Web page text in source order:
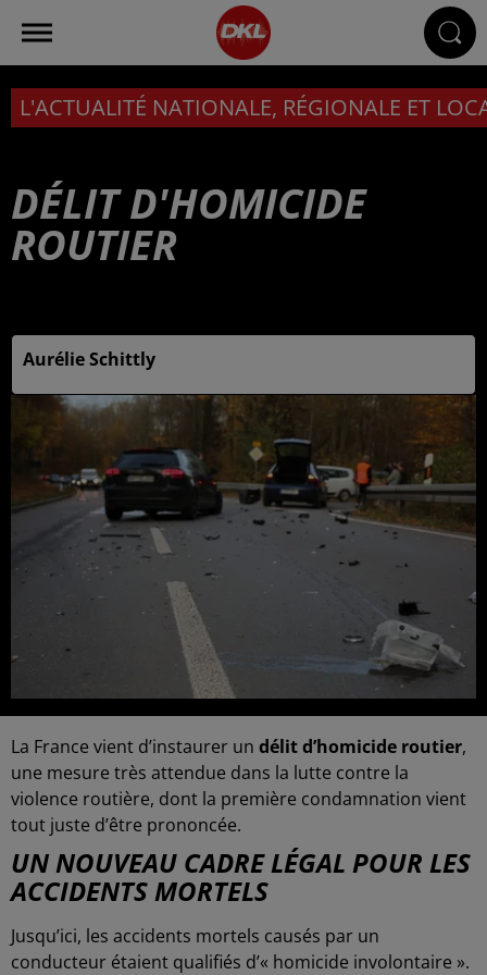
L'ACTUALITÉ NATIONALE, RÉGIONALE ET
DÉLIT D'HOMICIDE
ROUTIER
Aurélie Schittly
La France vient d’instaurer un délit d’homicide routier,
une mesure très attendue dans la lutte contre la
violence routière, dont la première condamnation vient
tout juste d’être prononcée.
UN NOUVEAU CADRE LÉGAL POUR LES
ACCIDENTS MORTELS
Jusqu’ici, les accidents mortels causés par un
conducteur étaient qualifiés d’« homicide involontaire ».